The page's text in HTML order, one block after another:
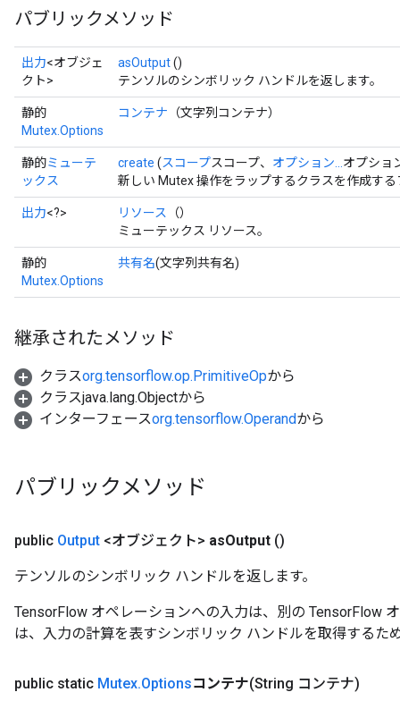
パブリックメソッド
出力<オブジェ
クト>
asOutput()
テンソルのシンボリック ハンドルを返します。
静的
Mutex.Options
コンテナ （文字列コンテナ）
静的ミューテ
ックス
create (スコープスコープ、 オプション... オプショ
新しい Mutex 操作をラップするクラスを作成す
出力<?> リソース
（）
ミューテックス リソース。
静的
Mutex.Options
共有名(文字列共有名)
継承されたメソッド
クラスorg.tensorflow.op.PrimitiveOpから
クラスjava.lang.Objectから
インターフェースorg.tensorflow.Operandから
パブリックメソッド
public Output <オブジェクト> asOutput ()
テンソルのシンボリック ハンドルを返します。
TensorFlow オペレーションへの入力は、別の TensorFlow
は、入力の計算を表すシンボリック ハンドルを取得するた
public static Mutex.Optionsコンテナ(String コンテナ)